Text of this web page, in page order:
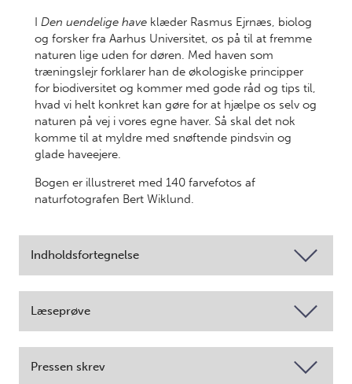
I Den uendelige have klæder Rasmus Ejrnæs, biolog
og forsker fra Aarhus Universitet, os på til at fremme
naturen lige uden for døren. Med haven som
træningslejr forklarer han de økologiske principper
for biodiversitet og kommer med gode råd og tips til,
hvad vi helt konkret kan gøre for at hjælpe os selv og
naturen på vej i vores egne haver. Så skal det nok
komme til at myldre med snøftende pindsvin og
glade haveejere.
Bogen er illustreret med 140 farvefotos af
naturfotografen Bert Wiklund.
Indholdsfortegnelse
Læseprøve
Pressen skrev